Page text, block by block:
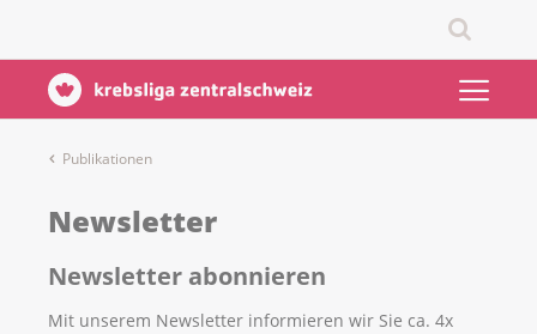
Publikationen
Newsletter
Newsletter abonnieren
Mit unserem Newsletter informieren wir Sie ca. 4x